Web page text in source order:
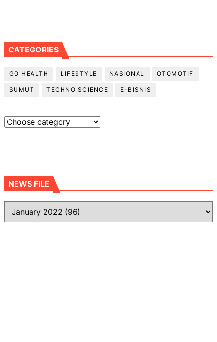
CATEGORIES
GO HEALTH LIFESTYLE NASIONAL OTOMOTIF
SUMUT TECHNO SCIENCE E-BISNIS
NEWS FILE